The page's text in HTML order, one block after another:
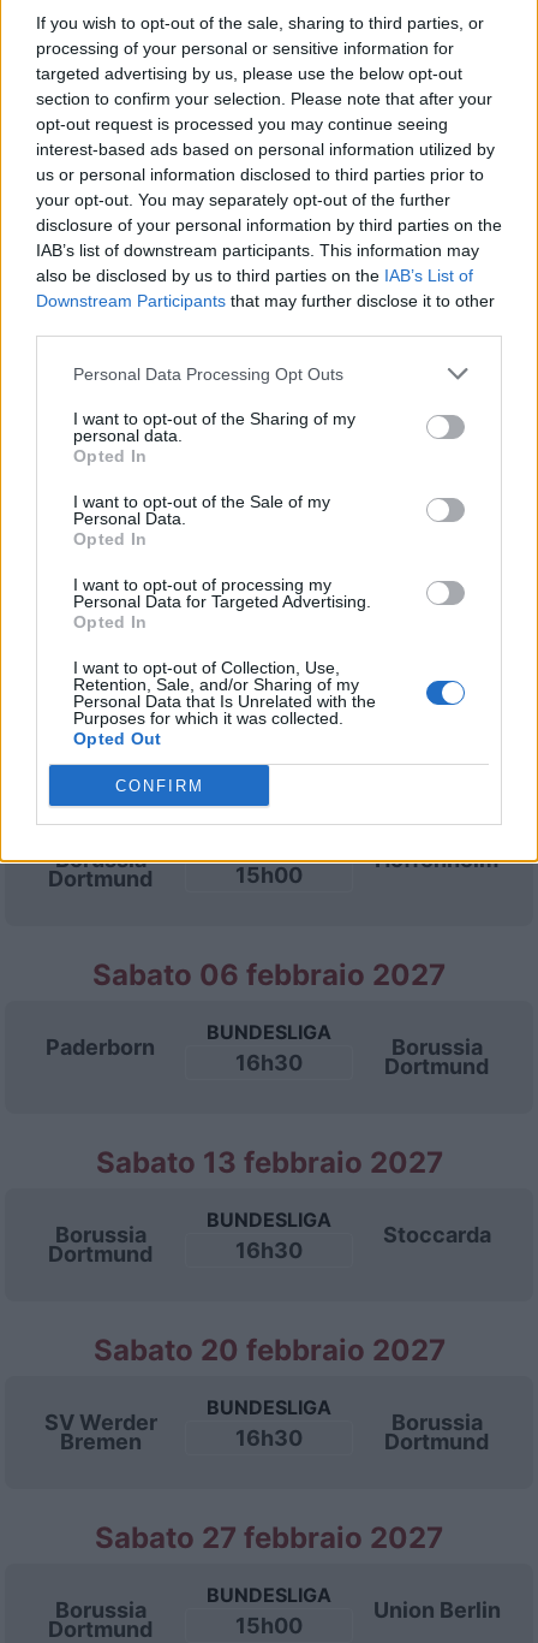
If you wish to opt-out of the sale, sharing to third parties, or
processing of your personal or sensitive information for
targeted advertising by us, please use the below opt-out
section to confirm your selection. Please note that after your
opt-out request is processed you may continue seeing
interest-based ads based on personal information utilized by
us or personal information disclosed to third parties prior to
your opt-out. You may separately opt-out of the further
disclosure of your personal information by third parties on the
IAB’s list of downstream participants. This information may
also be disclosed by us to third parties on the IAB’s List of
Downstream Participants that may further disclose it to other
Personal Data Processing Opt Outs
I want to opt-out of the Sharing of my
personal data.
Opted In
I want to opt-out of the Sale of my
Personal Data.
Opted In
I want to opt-out of processing my
Personal Data for Targeted Advertising.
Opted In
I want to opt-out of Collection, Use,
Retention, Sale, and/or Sharing of my
Personal Data that Is Unrelated with the
Purposes for which it was collected.
Opted Out
CONFIRM
Sabato 09 gennaio 2027
Borussia
Dortmund
BUNDESLIGA
16h30
FSV Mainz
05
Mercoledì 13 gennaio 2027
FC Colonia
BUNDESLIGA
16h30
Borussia
Sabato 16 gennaio 2027
Dortmund 16h30
Sabato 23 gennaio 2027
Amburgo
BUNDESLIGA
16h30 Dortmund
Sabato 30 gennaio 2027
Borussia
Dortmund 15h00
Hoffenheim
Sabato 06 febbraio 2027
Paderborn
BUNDESLIGA
16h30
Borussia
Dortmund
Sabato 13 febbraio 2027
Borussia
Dortmund
BUNDESLIGA
16h30
Stoccarda
Sabato 20 febbraio 2027
SV Werder
Bremen
BUNDESLIGA
16h30
Borussia
Dortmund
Sabato 27 febbraio 2027
Borussia
Dortmund
BUNDESLIGA
15h00
Union Berlin